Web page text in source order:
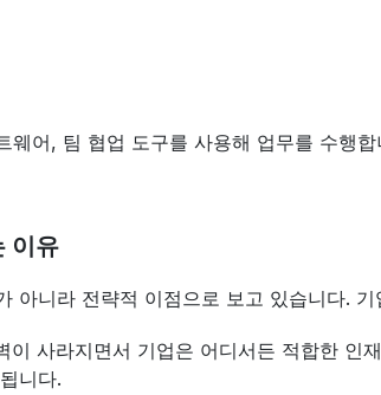
웨어, 팀 협업 도구를 사용해 업무를 수행
이유
아니라 전략적 이점으로 보고 있습니다.
사라지면서 기업은 어디서든 적합한 인
니다.